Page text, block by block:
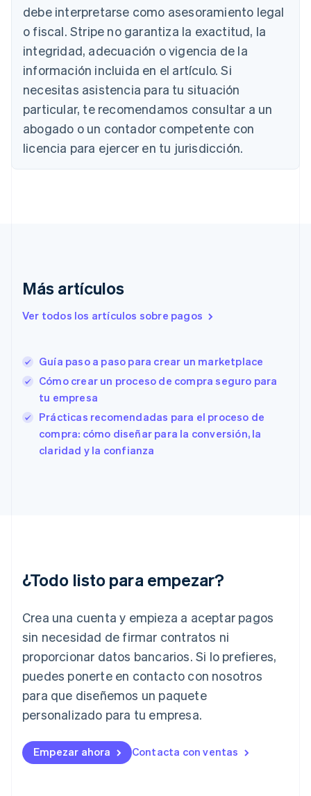
debe interpretarse como asesoramiento legal
o fiscal. Stripe no garantiza la exactitud, la
integridad, adecuación o vigencia de la
información incluida en el artículo. Si
necesitas asistencia para tu situación
particular, te recomendamos consultar a un
abogado o un contador competente con
licencia para ejercer en tu jurisdicción.
Más artículos
Ver todos los artículos sobre pagos
Guía paso a paso para crear un marketplace
Cómo crear un proceso de compra seguro para
tu empresa
Prácticas recomendadas para el proceso de
compra: cómo diseñar para la conversión, la
claridad y la confianza
¿Todo listo para empezar?
Crea una cuenta y empieza a aceptar pagos
sin necesidad de firmar contratos ni
proporcionar datos bancarios. Si lo prefieres,
puedes ponerte en contacto con nosotros
para que diseñemos un paquete
personalizado para tu empresa.
Empezar ahora Contacta con ventas
DeutschEnglish
Nederlands FrançaisDeutsch English
Brasil
Português English
Bulgaria
English
Canadá
China continental
简体中文English
English
EnglishItaliano
Estados Unidos
English
English
Finlandia
EnglishSvenska
Francia
English
Irlanda
Italia
English
Japón
日本語English
Letonia
Liechtenstein
DeutschEnglish
English
Luxemburgo